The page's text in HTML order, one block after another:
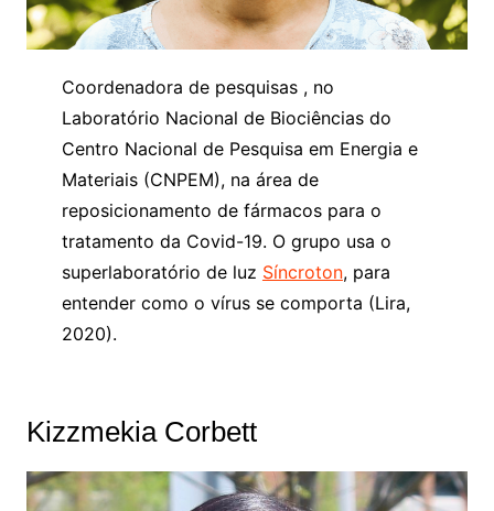
Coordenadora de pesquisas , no
Laboratório Nacional de Biociências do
Centro Nacional de Pesquisa em Energia e
Materiais (CNPEM), na área de
reposicionamento de fármacos para o
tratamento da Covid-19. O grupo usa o
superlaboratório de luz Síncroton, para
entender como o vírus se comporta (Lira,
2020).
Kizzmekia Corbett